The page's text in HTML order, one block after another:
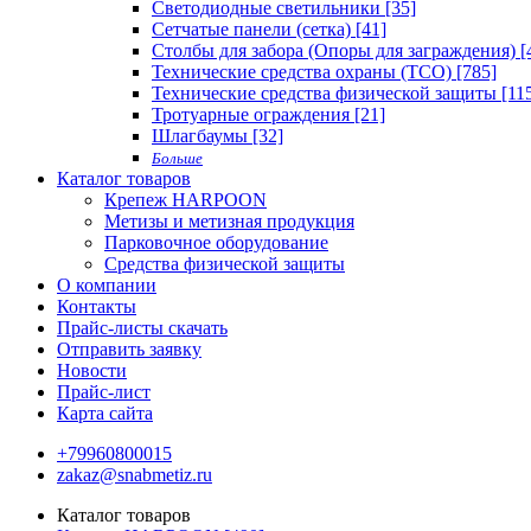
Светодиодные светильники [35]
Сетчатые панели (сетка) [41]
Столбы для забора (Опоры для заграждения)
Технические средства охраны (ТСО) [785]
Технические средства физической защиты
Тротуарные ограждения [21]
Шлагбаумы [32]
Больше
Каталог товаров
Крепеж HARPOON
Метизы и метизная продукция
Парковочное оборудование
Средства физической защиты
О компании
Контакты
Прайс-листы скачать
Отправить заявку
Новости
Прайс-лист
Карта сайта
+79960800015
zakaz@snabmetiz.ru
Каталог товаров